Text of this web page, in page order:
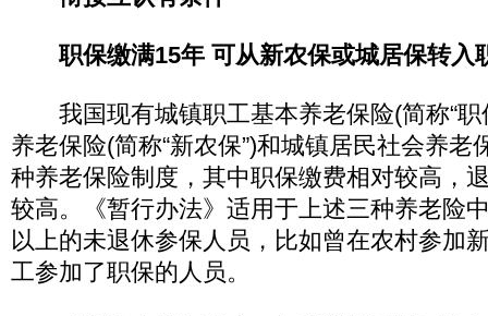
职保缴满15年 可从新农保或城居保转入
我国现有城镇职工基本养老保险(简称“职
养老保险(简称“新农保”)和城镇居民社会养老
种养老保险制度，其中职保缴费相对较高，
较高。《暂行办法》适用于上述三种养老险
以上的未退休参保人员，比如曾在农村参加
工参加了职保的人员。